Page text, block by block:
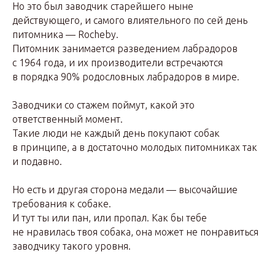
Но это был заводчик старейшего ныне
действующего, и самого влиятельного по сей день
питомника — Rocheby.
Питомник занимается разведением лабрадоров
с 1964 года, и их производители встречаются
в порядка 90% родословных лабрадоров в мире.
Заводчики со стажем поймут, какой это
ответственный момент.
Такие люди не каждый день покупают собак
в принципе, а в достаточно молодых питомниках так
и подавно.
Но есть и другая сторона медали — высочайшие
требования к собаке.
И тут ты или пан, или пропал. Как бы тебе
не нравилась твоя собака, она может не понравиться
заводчику такого уровня.